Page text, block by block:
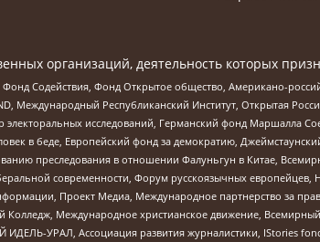
организаций, деятельность которых
Содействия, Фонд Открытое общество, Американо-
Международный Республиканский Институт, Открытая
исследований, Германский фонд Маршалла
в беде, Европейский фонд за демократию,
преследования в отношении Фалуньгун в Китае,
современности, Форум русскоязычных
Проект Медиа, Международное партнерство за
Международное христианское движение,
УРАЛ, Ассоциация развития журналистики, IStories